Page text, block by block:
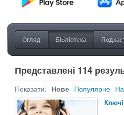
Огляд Бібліотека
Представлені 114
Показати: Нове Популярне
Ключi